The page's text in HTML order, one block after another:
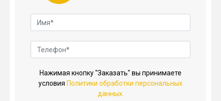
Нажимая кнопку "Заказать" вы принимаете
условия Политики обработки персональных
данных.